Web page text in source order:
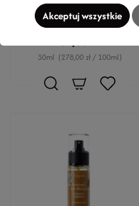
Relaksuje, łagodzi stres,
odżywia skórę głowy.
84,00 zł
30ml (278,00 zł / 100ml)
Akceptuj wszystkie